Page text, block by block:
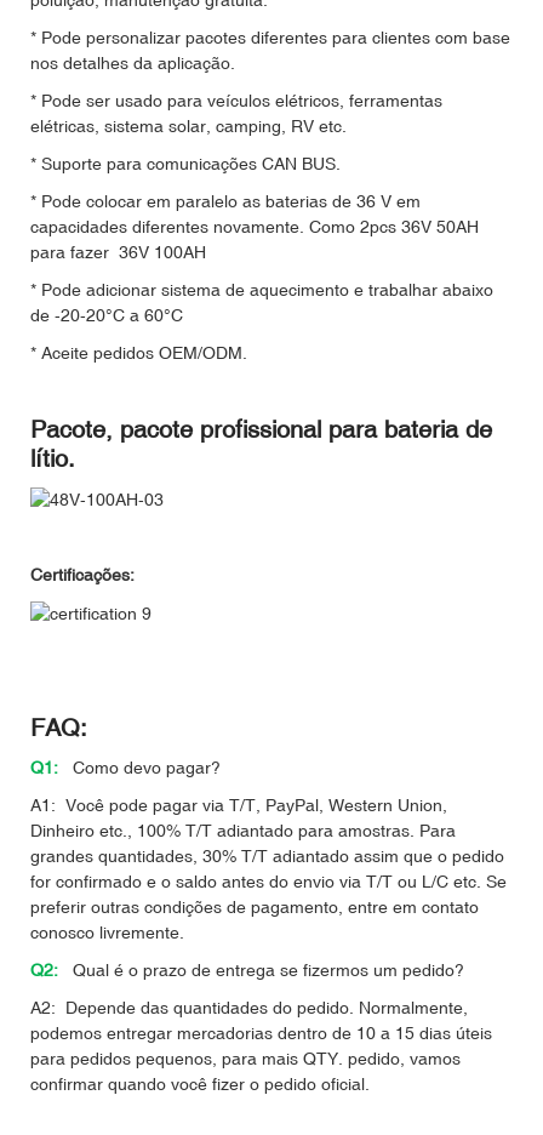
* Pode personalizar pacotes diferentes para clientes com base
nos detalhes da aplicação.
* Pode ser usado para veículos elétricos, ferramentas
elétricas, sistema solar, camping, RV etc.
* Suporte para comunicações CAN BUS.
* Pode colocar em paralelo as baterias de 36 V em
capacidades diferentes novamente. Como 2pcs 36V 50AH
para fazer 36V 100AH
* Pode adicionar sistema de aquecimento e trabalhar abaixo
de -20-20°C a 60°C
* Aceite pedidos OEM/ODM.
Pacote, pacote profissional para bateria de
lítio.
Certificações:
FAQ:
Q1:
Como devo pagar?
A1: Você pode pagar via T/T, PayPal, Western Union,
Dinheiro etc., 100% T/T adiantado para amostras. Para
grandes quantidades, 30% T/T adiantado assim que o pedido
for confirmado e o saldo antes do envio via T/T ou L/C etc. Se
preferir outras condições de pagamento, entre em contato
conosco livremente.
Q2:
Qual é o prazo de entrega se fizermos um pedido?
A2: Depende das quantidades do pedido. Normalmente,
podemos entregar mercadorias dentro de 10 a 15 dias úteis
para pedidos pequenos, para mais QTY. pedido, vamos
confirmar quando você fizer o pedido oficial.